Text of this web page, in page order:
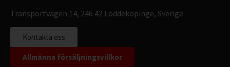
Transportvägen 14, 246 42 Löddeköpinge, Sverige
Kontakta oss
Allmänna försäljningsvillkor